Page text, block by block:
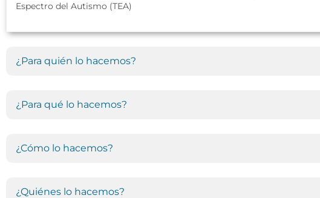
Espectro del Autismo (TEA)
¿Para quién lo hacemos?
¿Para qué lo hacemos?
¿Cómo lo hacemos?
¿Quiénes lo hacemos?